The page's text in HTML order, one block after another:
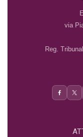
via
Reg.